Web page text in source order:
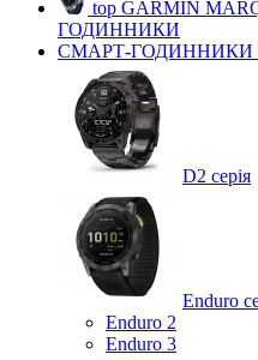
top GARMIN
ГОДИННИКИ
СМАРТ-ГОДИННИКИ
D2 серія
Enduro
Enduro 2
Enduro 3